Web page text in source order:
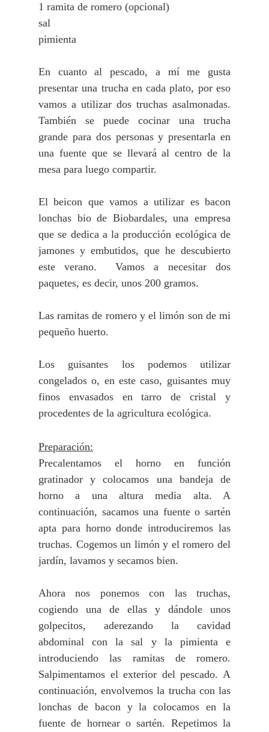
1 ramita de romero (opcional)
sal
pimienta
En cuanto al pescado, a mí me gusta
presentar una trucha en cada plato, por eso
vamos a utilizar dos truchas asalmonadas.
También se puede cocinar una trucha
grande para dos personas y presentarla en
una fuente que se llevará al centro de la
mesa para luego compartir.
El beicon que vamos a utilizar es bacon
lonchas bio de Biobardales, una empresa
que se dedica a la producción ecológica de
jamones y embutidos, que he descubierto
este verano. Vamos a necesitar dos
paquetes, es decir, unos 200 gramos.
Las ramitas de romero y el limón son de mi
pequeño huerto.
Los guisantes los podemos utilizar
congelados o, en este caso, guisantes muy
finos envasados en tarro de cristal y
procedentes de la agricultura ecológica.
Preparación:
Precalentamos el horno en función
gratinador y colocamos una bandeja de
horno a una altura media alta. A
continuación, sacamos una fuente o sartén
apta para horno donde introduciremos las
truchas. Cogemos un limón y el romero del
jardín, lavamos y secamos bien.
Ahora nos ponemos con las truchas,
cogiendo una de ellas y dándole unos
golpecitos, aderezando la cavidad
abdominal con la sal y la pimienta e
introduciendo las ramitas de romero.
Salpimentamos el exterior del pescado. A
continuación, envolvemos la trucha con las
lonchas de bacon y la colocamos en la
fuente de hornear o sartén. Repetimos la